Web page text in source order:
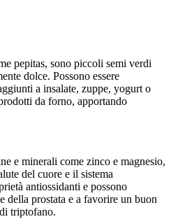
pepitas, sono piccoli semi verdi
dolce. Possono essere
a insalate, zuppe, yogurt o
da forno, apportando
e minerali come zinco e magnesio,
del cuore e il sistema
antiossidanti e possono
della prostata e a favorire un buon
triptofano.